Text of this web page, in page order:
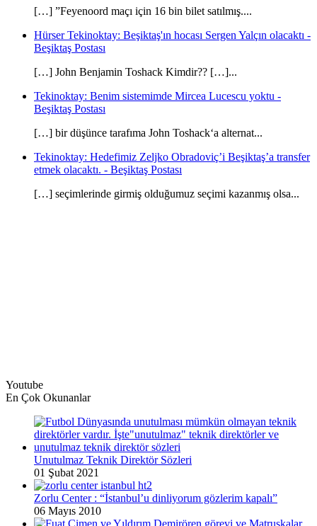
[…] ”Feyenoord maçı için 16 bin bilet satılmış....
Hürser Tekinoktay: Beşiktaş'ın hocası Sergen Yalçın olacaktı -
Beşiktaş Postası
[…] John Benjamin Toshack Kimdir?? […]...
Tekinoktay: Benim sistemimde Mircea Lucescu yoktu -
Beşiktaş Postası
[…] bir düşünce tarafıma John Toshack‘a alternat...
Tekinoktay: Hedefimiz Zeljko Obradoviç’i Beşiktaş’a transfer
etmek olacaktı. - Beşiktaş Postası
[…] seçimlerinde girmiş olduğumuz seçimi kazanmış olsa...
Youtube
En Çok Okunanlar
Unutulmaz Teknik Direktör Sözleri
01 Şubat 2021
Zorlu Center : “İstanbul’u dinliyorum gözlerim kapalı”
06 Mayıs 2010